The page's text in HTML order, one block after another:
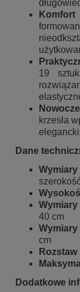
19
krzesła
Dane
40 cm
Wymiary
cm
Rozstaw
Dodatkowe